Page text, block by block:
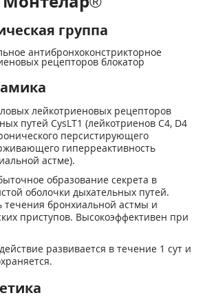
группа
антибронхоконстрикторное
рецепторов блокатор
лейкотриеновых рецепторов
путей CysLT1 (лейкотриенов С4, D4
персистирующего
гиперреактивность
астме).
образование секрета в
оболочки дыхательных путей.
течения бронхиальной астмы и
приступов. Высокоэффективен при
развивается в течение 1 сут и